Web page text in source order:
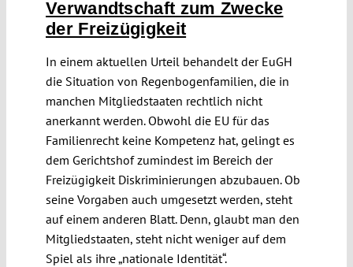
Verwandtschaft zum Zwecke
der Freizügigkeit
In einem aktuellen Urteil behandelt der EuGH
die Situation von Regenbogenfamilien, die in
manchen Mitgliedstaaten rechtlich nicht
anerkannt werden. Obwohl die EU für das
Familienrecht keine Kompetenz hat, gelingt es
dem Gerichtshof zumindest im Bereich der
Freizügigkeit Diskriminierungen abzubauen. Ob
seine Vorgaben auch umgesetzt werden, steht
auf einem anderen Blatt. Denn, glaubt man den
Mitgliedstaaten, steht nicht weniger auf dem
Spiel als ihre „nationale Identität“.